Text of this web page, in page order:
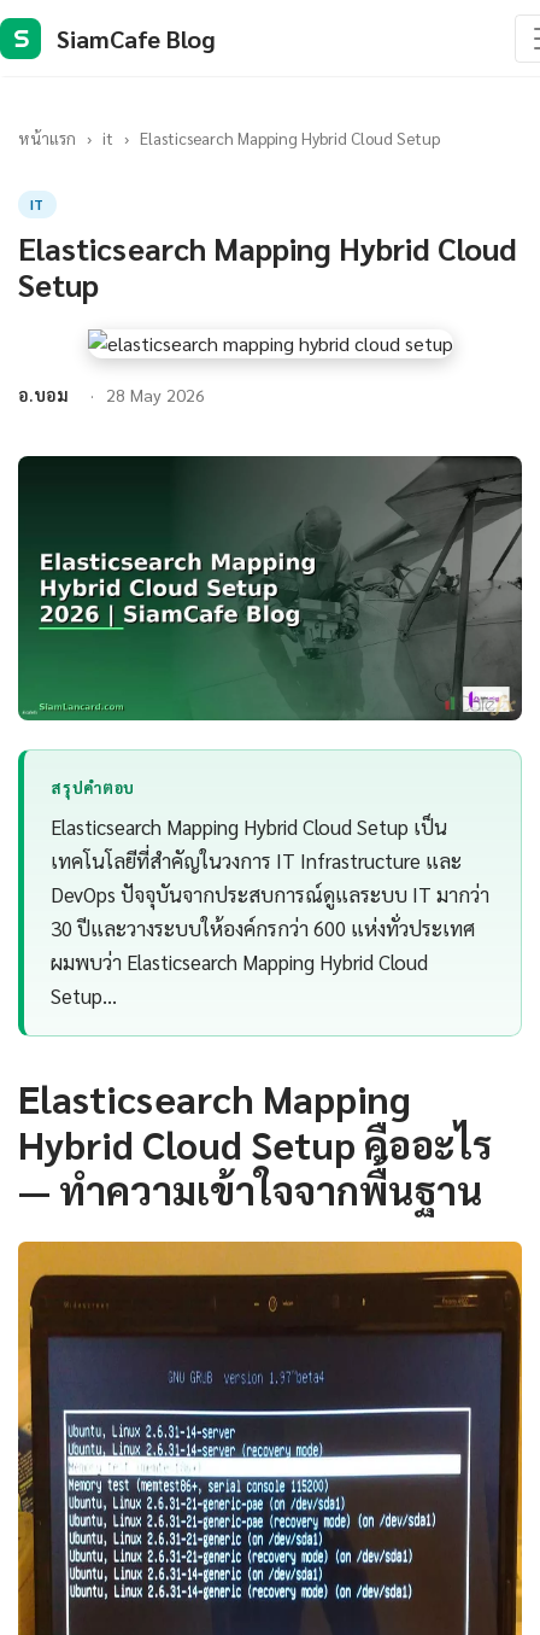
S SiamCafe Blog
หน้าแรก › it › Elasticsearch Mapping Hybrid Cloud Setup
IT
Elasticsearch Mapping Hybrid Cloud
Setup
อ.บอม 28 May 2026
สรุปคำตอบ
Elasticsearch Mapping Hybrid Cloud Setup เป็น
เทคโนโลยีที่สำคัญในวงการ IT Infrastructure และ
DevOps ปัจจุบันจากประสบการณ์ดูแลระบบ IT มากว่า
30 ปีและวางระบบให้องค์กรกว่า 600 แห่งทั่วประเทศ
ผมพบว่า Elasticsearch Mapping Hybrid Cloud
Setup…
Elasticsearch Mapping
Hybrid Cloud Setup คืออะไร
— ทำความเข้าใจจากพื้นฐาน